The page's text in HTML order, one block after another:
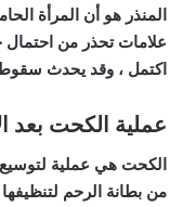
المنذر هو أن المرأة
علامات تحذر من
اكتمل ، وقد يحدث
عملية الكحت بعد
الكحت هي عملية
من بطانة الرحم